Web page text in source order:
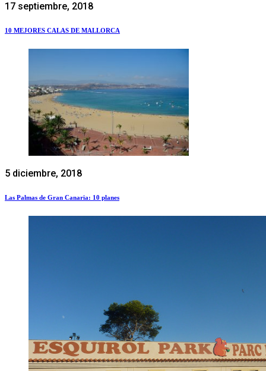
17 septiembre, 2018
10 MEJORES CALAS DE MALLORCA
5 diciembre, 2018
Las Palmas de Gran Canaria: 10 planes